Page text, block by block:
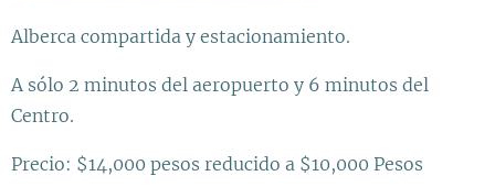
Alberca compartida y estacionamiento.
A sólo 2 minutos del aeropuerto y 6 minutos del
Centro.
Precio: $14,000 pesos reducido a $10,000 Pesos